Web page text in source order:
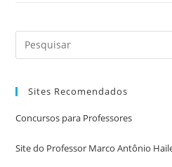
Sites Recomendados
Concursos para Professores
Site do Professor Marco Antônio